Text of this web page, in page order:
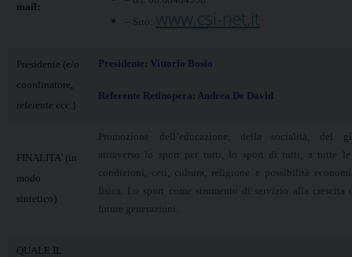
mail:
– Sito: www.csi-net.it
Presidente (e/o
coordinatore,
referente ecc.)
Presidente: Vittorio Bosio
Referente Retinopera: Andrea De David
FINALITA’ (in
modo
sintetico)
Promozione dell’educazione, della socialità, del
attraverso lo sport per tutti, lo sport di tutti, a tutte le
condizioni, ceti, cultura, religione e possibilità
fisica. Lo sport come strumento di servizio alla crescita
future generazioni.
QUALE IL